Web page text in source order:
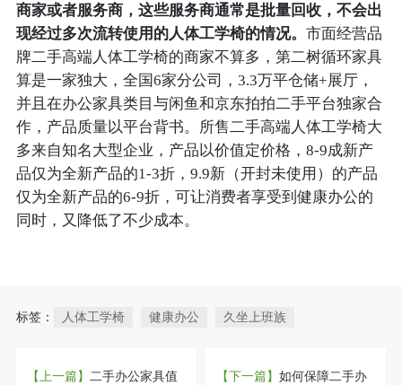
商家或者服务商，这些服务商通常是批量回收，不会出
现经过多次流转使用的人体工学椅的情况。 市面经营品
牌二手高端人体工学椅的商家不算多，第二树循环家具
算是一家独大，全国6家分公司，3.3万平仓储+展厅，
并且在办公家具类目与闲鱼和京东拍拍二手平台独家合
作，产品质量以平台背书。所售二手高端人体工学椅大
多来自知名大型企业，产品以价值定价格，8-9成新产
品仅为全新产品的1-3折，9.9新（开封未使用）的产品
仅为全新产品的6-9折，可让消费者享受到健康办公的
同时，又降低了不少成本。
标签： 人体工学椅 健康办公 久坐上班族
【上一篇】 二手办公家具值 【下一篇】如何保障二手办